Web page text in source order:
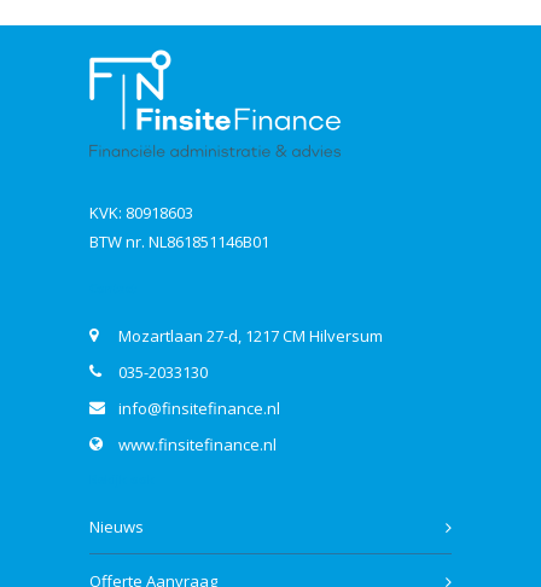
KVK: 80918603
BTW nr. NL861851146B01
Mozartlaan 27-d, 1217 CM Hilversum
035-2033130
info@finsitefinance.nl
www.finsitefinance.nl
Nieuws
Offerte Aanvraag